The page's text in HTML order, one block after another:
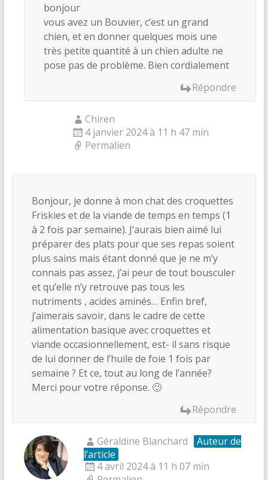
bonjour
vous avez un Bouvier, c’est un grand
chien, et en donner quelques mois une
très petite quantité à un chien adulte ne
pose pas de problème. Bien cordialement
Répondre
Chiren
4 janvier 2024 à 11 h 47 min
Permalien
Bonjour, je donne à mon chat des croquettes
Friskies et de la viande de temps en temps (1
à 2 fois par semaine). J’aurais bien aimé lui
préparer des plats pour que ses repas soient
plus sains mais étant donné que je ne m’y
connais pas assez, j’ai peur de tout bousculer
et qu’elle n’y retrouve pas tous les
nutriments , acides aminés… Enfin bref,
j’aimerais savoir, dans le cadre de cette
alimentation basique avec croquettes et
viande occasionnellement, est- il sans risque
de lui donner de l’huile de foie 1 fois par
semaine ? Et ce, tout au long de l’année?
Merci pour votre réponse. 🙂
Répondre
Géraldine Blanchard
Auteur de
l’article
4 avril 2024 à 11 h 07 min